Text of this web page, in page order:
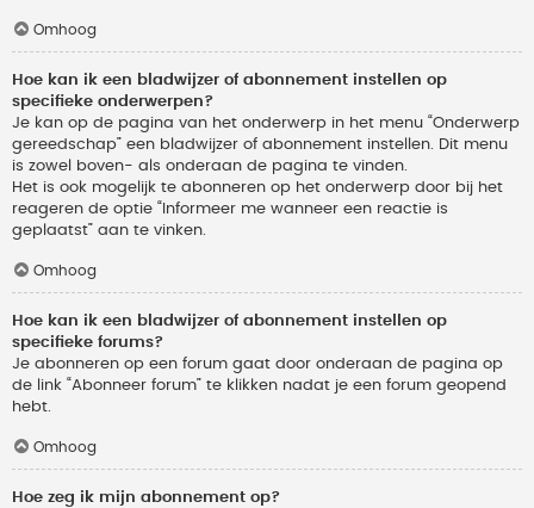
Omhoog
Hoe kan ik een bladwijzer of abonnement instellen op
specifieke onderwerpen?
Je kan op de pagina van het onderwerp in het menu “Onderwerp
gereedschap” een bladwijzer of abonnement instellen. Dit menu
is zowel boven- als onderaan de pagina te vinden.
Het is ook mogelijk te abonneren op het onderwerp door bij het
reageren de optie “Informeer me wanneer een reactie is
geplaatst” aan te vinken.
Omhoog
Hoe kan ik een bladwijzer of abonnement instellen op
specifieke forums?
Je abonneren op een forum gaat door onderaan de pagina op
de link “Abonneer forum” te klikken nadat je een forum geopend
hebt.
Omhoog
Hoe zeg ik mijn abonnement op?